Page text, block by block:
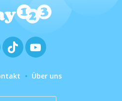
Über uns